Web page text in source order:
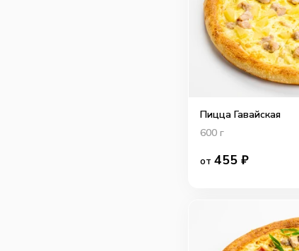
Пицца Гавайская
600 г
от 455 ₽